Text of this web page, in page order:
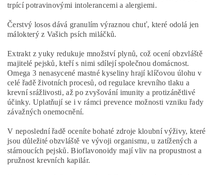
trpící potravinovými intolerancemi a alergiemi.
Čerstvý losos dává granulím výraznou chuť, které odolá jen
málokterý z Vašich psích miláčků.
Extrakt z yuky redukuje množství plynů, což ocení obzvláště
majitelé pejsků, kteří s nimi sdílejí společnou domácnost.
Omega 3 nenasycené mastné kyseliny hrají klíčovou úlohu v
celé řadě životních procesů, od regulace krevního tlaku a
krevní srážlivosti, až po zvyšování imunity a protizánětlivé
účinky. Uplatňují se i v rámci prevence možnosti vzniku řady
závažných onemocnění.
V neposlední řadě oceníte bohaté zdroje kloubní výživy, které
jsou důležité obzvláště ve vývoji organismu, u zatížených a
stárnoucích pejsků. Bioflavonoidy mají vliv na propustnost a
pružnost krevních kapilár.